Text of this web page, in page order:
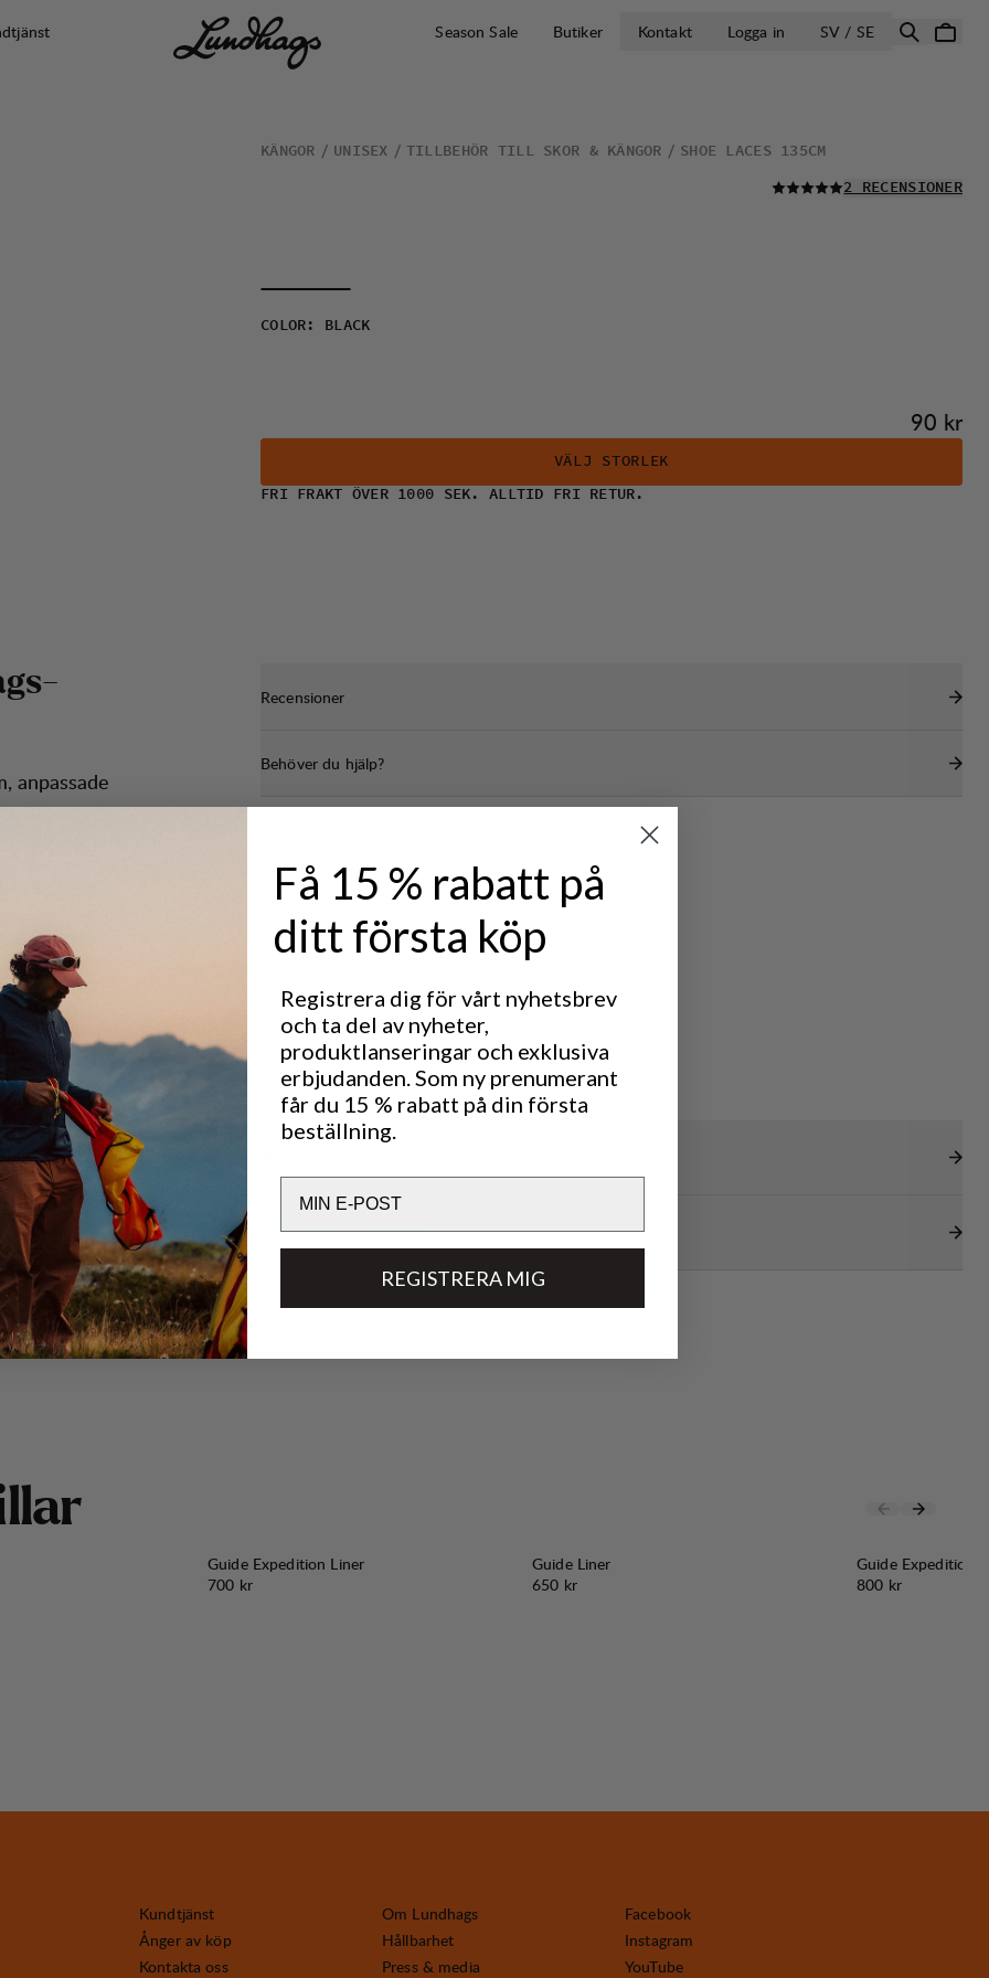
Season Sale Butiker Kontakt Logga in SV / SEÖPPNA VÄLJ
KÄNGOR UNISEX TILLBEHÖR TILL SKOR & KÄNGOR SHOE LACES 135CM
LÄS ALLA
2 RECENSIONER
COLOR : BLACK
Pris:
90 kr
VÄLJ STORLEK
FRI FRAKT ÖVER 1000 SEK. ALLTID FRI RETUR.
gs-
anpassade
Recensioner
Behöver du hjälp?
Tekniska specifikationer
llar
Guide Expedition Liner
Pris:
700 kr
Guide Liner
Pris:
650 kr
Guide Expedition
Pris:
800 kr
Kundtjänst
Ånger av köp
Kontakta oss
Om Lundhags
Hållbarhet
Press & media
Facebook
Instagram
YouTube
Få 15 % rabatt på
ditt första köp
Registrera dig för vårt nyhetsbrev
och ta del av nyheter,
produktlanseringar och exklusiva
erbjudanden. Som ny prenumerant
får du 15 % rabatt på din första
beställning.
REGISTRERA MIG